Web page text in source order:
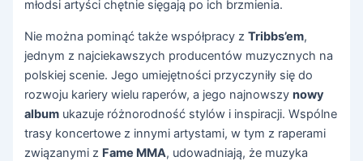
młodsi artyści chętnie sięgają po ich brzmienia.
Nie można pominąć także współpracy zTribbs’em,
jednym z najciekawszych producentów muzycznych na
polskiej scenie. Jego umiejętności przyczyniły się do
rozwoju kariery wielu raperów, a jego najnowszynowy
album ukazuje różnorodność stylów i inspiracji. Wspólne
trasy koncertowe z innymi artystami, w tym z raperami
związanymi z Fame MMA, udowadniają, że muzyka